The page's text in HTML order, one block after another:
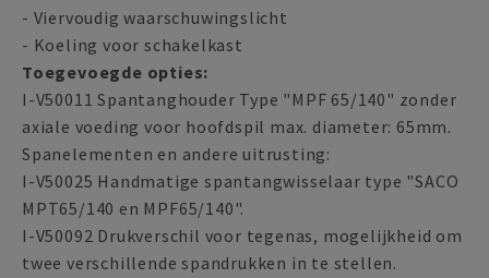
- Viervoudig waarschuwingslicht
- Koeling voor schakelkast
Toegevoegde opties:
I-V50011 Spantanghouder Type "MPF 65/140" zonder
axiale voeding voor hoofdspil max. diameter: 65mm.
Spanelementen en andere uitrusting:
I-V50025 Handmatige spantangwisselaar type "SACO
MPT65/140 en MPF65/140".
I-V50092 Drukverschil voor tegenas, mogelijkheid om
twee verschillende spandrukken in te stellen.